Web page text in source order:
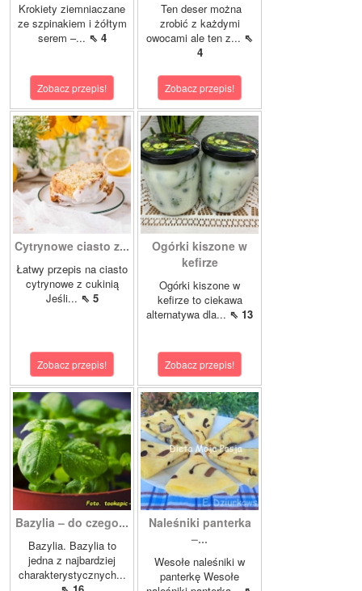
Krokiety ziemniaczane
ze szpinakiem i żółtym
serem –... ⇖ 4
Zobacz przepis!
Ten deser można
zrobić z każdymi
owocami ale ten z... ⇖
4
Zobacz przepis!
Cytrynowe ciasto z...
Łatwy przepis na ciasto
cytrynowe z cukinią
Jeśli... ⇖ 5
Zobacz przepis!
Ogórki kiszone w
kefirze
Ogórki kiszone w
kefirze to ciekawa
alternatywa dla... ⇖ 13
Zobacz przepis!
Bazylia – do czego...
Bazylia. Bazylia to
jedna z najbardziej
charakterystycznych...
Naleśniki panterka
–...
Wesołe naleśniki w
panterkę Wesołe